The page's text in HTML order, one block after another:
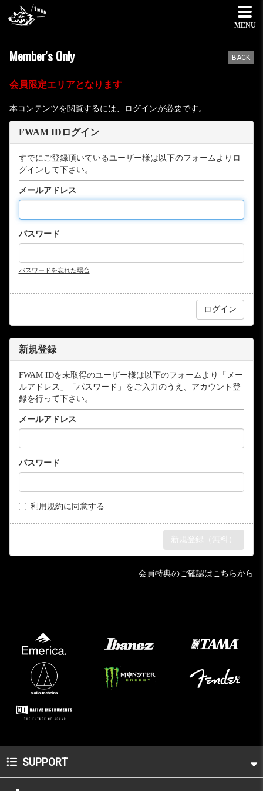
MENU
Member's Only BACK
会員限定エリアとなります
本コンテンツを閲覧するには、ログインが必要です。
FWAM IDログイン
すでにご登録頂いているユーザー様は以下のフォームよりロ
グインして下さい。
メールアドレス
パスワード
パスワードを忘れた場合
新規登録
FWAM IDを未取得のユーザー様は以下のフォームより「メー
ルアドレス」「パスワード」をご入力のうえ、アカウント登
録を行って下さい。
メールアドレス
パスワード
利用規約に同意する
会員特典のご確認はこちらから
SUPPORT